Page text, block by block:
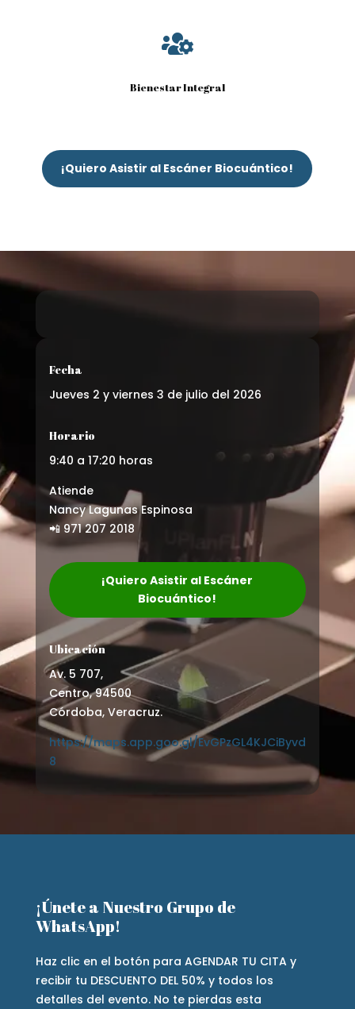

Bienestar Integral
¡Quiero Asistir al Escáner Biocuántico!
Fecha
Jueves 2 y viernes 3 de julio del 2026
Horario
9:40 a 17:20 horas
Atiende
Nancy Lagunas Espinosa
📲 971 207 2018
¡Quiero Asistir al Escáner
Biocuántico!
Ubicación
Av. 5 707,
Centro, 94500
Córdoba, Veracruz.
https://maps.app.goo.gl/EvGPzGL4KJCiByvd
8
¡Únete a Nuestro Grupo de
WhatsApp!
Haz clic en el botón para AGENDAR TU CITA y
recibir tu DESCUENTO DEL 50% y todos los
detalles del evento. No te pierdas esta